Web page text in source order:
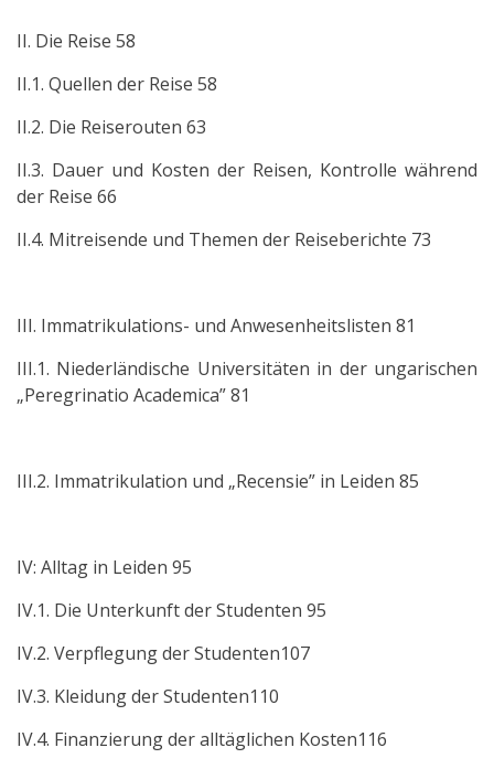
II. Die Reise 58
II.1. Quellen der Reise 58
II.2. Die Reiserouten 63
II.3. Dauer und Kosten der Reisen, Kontrolle während
der Reise 66
II.4. Mitreisende und Themen der Reiseberichte 73
III. Immatrikulations- und Anwesenheitslisten 81
III.1. Niederländische Universitäten in der ungarischen
„Peregrinatio Academica” 81
III.2. Immatrikulation und „Recensie” in Leiden 85
IV: Alltag in Leiden 95
IV.1. Die Unterkunft der Studenten 95
IV.2. Verpflegung der Studenten107
IV.3. Kleidung der Studenten110
IV.4. Finanzierung der alltäglichen Kosten116